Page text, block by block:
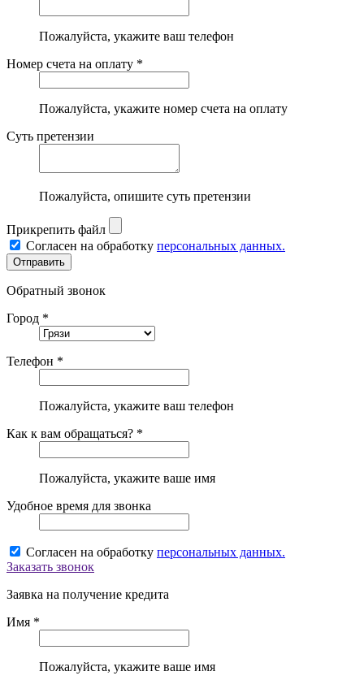
Пожалуйста, укажите ваш телефон
Номер счета на оплату *
Пожалуйста, укажите номер счета на оплату
Суть претензии
Пожалуйста, опишите суть претензии
Прикрепить файл
Согласен на обработку персональных данных.
Обратный звонок
Город *
Телефон *
Пожалуйста, укажите ваш телефон
Как к вам обращаться? *
Пожалуйста, укажите ваше имя
Удобное время для звонка
Согласен на обработку персональных данных.
Заказать звонок
Заявка на получение кредита
Имя *
Пожалуйста, укажите ваше имя